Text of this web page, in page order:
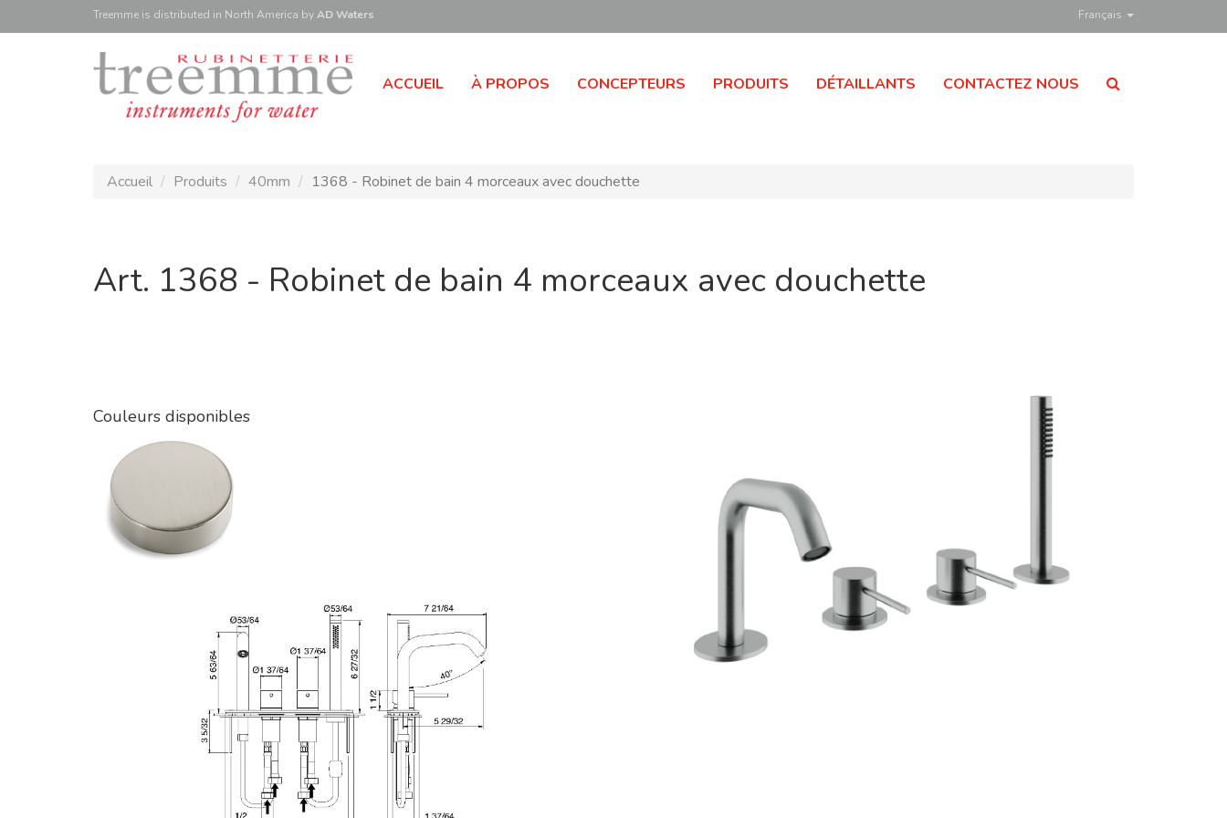
Treemme is distributed in North America byAD Waters Français
ACCUEIL À PROPOS CONCEPTEURS PRODUITS DÉTAILLANTS CONTACTEZ NOUS
Accueil Produits 40mm 1368 - Robinet de bain 4 morceaux avec douchette
Art. 1368 - Robinet de bain 4 morceaux avec douchette
Couleurs disponibles